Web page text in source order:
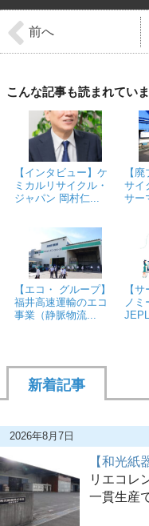
後
の
記
の
前へ
こんな記事も読まれてい
【インタビュー】ケ
ミカルリサイクル・
ジャパン 岡村仁...
【
サイ
サー
【エコ・ グループ】
福井高速運輸のエコ
事業（静脈物流...
【
ノミ
新着記事
2026年8月7日
【和光紙
リエコレ
一貫生産